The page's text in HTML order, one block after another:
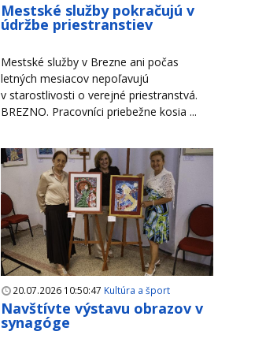
Mestské služby pokračujú v
údržbe priestranstiev
Mestské služby v Brezne ani počas
letných mesiacov nepoľavujú
v starostlivosti o verejné priestranstvá.
BREZNO. Pracovníci priebežne kosia ...
20.07.2026 10:50:47 Kultúra a šport
Navštívte výstavu obrazov v
synagóge